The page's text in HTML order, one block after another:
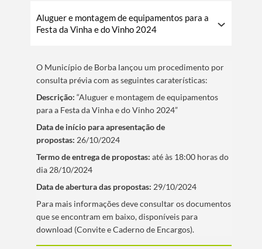
Aluguer e montagem de equipamentos para a
Festa da Vinha e do Vinho 2024
O Municí­pio de Borba lançou um procedimento por
consulta prévia com as seguintes caraterí­sticas:
Descrição:“Aluguer e montagem de equipamentos
para a Festa da Vinha e do Vinho 2024”
Data de iní­cio para apresentação de
propostas: 26/10/2024
Termo de entrega de propostas:até às 18:00 horas do
dia 28/10/2024
Data de abertura das propostas: 29/10/2024
​Para mais informações deve consultar os documentos
que se encontram em baixo, disponí­veis para
download (Convite e Caderno de Encargos).